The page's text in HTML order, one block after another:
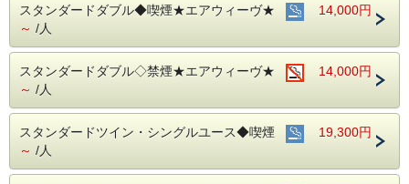
～ ビジネス・旅行に最高のロケーション ～
名鉄名古屋駅のすぐ上！！
中部国際空港まで最速２８分（名鉄名古屋駅から乗車可能）
～ ご朝食 ～
名古屋めしも楽しめる和洋折衷のバイキングをご用意してお
営業時間：７：００～１０：００ （最終入場 ９：３０）
スタンダードダブル◆喫煙★エアウィーヴ★
14,000円
～ /人
スタンダードダブル◇禁煙★エアウィーヴ★
14,000円
～ /人
スタンダードツイン・シングルユース◆喫煙
19,300円
～ /人